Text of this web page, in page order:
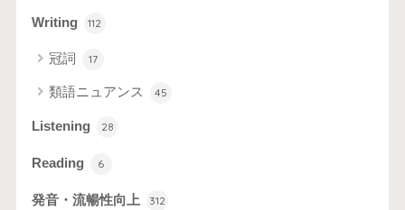
Writing 112
冠詞 17
類語ニュアンス 45
Listening 28
Reading 6
発音・流暢性向上 312